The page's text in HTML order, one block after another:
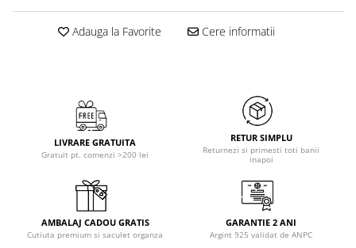
Adauga la Favorite Cere informatii
LIVRARE GRATUITA
Gratuit pt. comenzi >200 lei
RETUR SIMPLU
Returnezi si primesti toti banii
inapoi
AMBALAJ CADOU GRATIS
Cutiuta premium si saculet organza
GARANTIE 2 ANI
Argint 925 validat de ANPC